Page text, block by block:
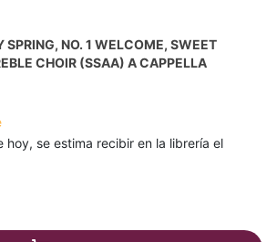
SPRING, NO. 1 WELCOME, SWEET
CHOIR (SSAA) A CAPPELLA
hoy, se estima recibir en la librería el